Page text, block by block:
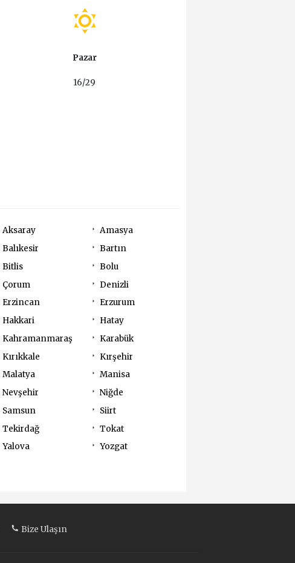
Pazar
16/29
Aksaray
Amasya
Balıkesir
Bartın
Bitlis
Bolu
Çorum
Denizli
Erzincan
Erzurum
Hakkari
Hatay
Kahramanmaraş
Karabük
Kırıkkale
Kırşehir
Malatya
Manisa
Nevşehir
Niğde
Samsun
Siirt
Tekirdağ
Tokat
Yalova
Yozgat
Bize Ulaşın